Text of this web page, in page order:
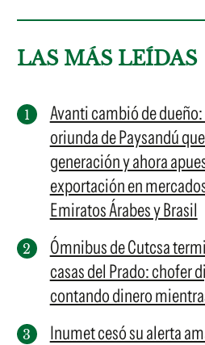
LAS MÁS LEÍDAS
Avanti cambió de
oriunda de Paysandú
generación y ahora
exportación en
Emiratos Árabes y Brasil
Ómnibus de Cutcsa
casas del Prado: chofer
contando dinero
Inumet cesó su alerta